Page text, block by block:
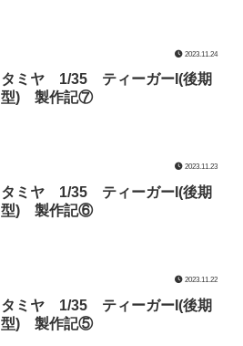
2023.11.24
タミヤ 1/35 ティーガーI(後期
型) 製作記⑦
2023.11.23
タミヤ 1/35 ティーガーI(後期
型) 製作記⑥
2023.11.22
タミヤ 1/35 ティーガーI(後期
型) 製作記⑤